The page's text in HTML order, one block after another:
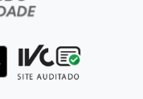
na proteção